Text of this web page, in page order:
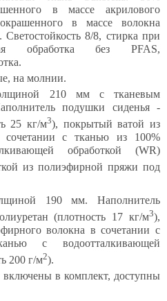
в массе акрилового
в массе волокна
8/8, стирка при
обработка без PFAS,
на молнии.
210 мм с тканевым
подушки сиденья -
25 кг/м3), покрытый ватой из
сочетании с тканью из 100%
обработкой (WR)
из полиэфирной пряжи под
190 мм. Наполнитель
(плотность 17 кг/м3),
волокна в сочетании с
с водоотталкивающей
200 г/м2).
в комплект, доступны